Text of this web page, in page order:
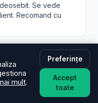
Se vede
Recomand cu
01.02.2026
30.11.2025
mult.
Preferințe
Accept
toate